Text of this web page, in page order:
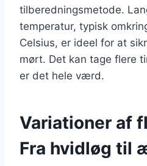
tilberedningsmetode.
temperatur, typisk
Celsius, er ideel for at
mørt. Det kan tage flere
er det hele værd.
Variationer af
Fra hvidløg til